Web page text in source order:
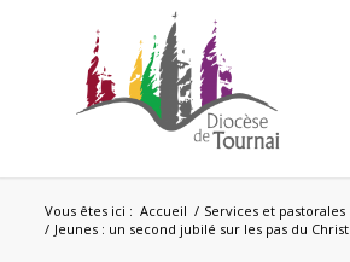
Vous êtes ici : Accueil / Services et pastorales
/ Jeunes : un second jubilé sur les pas du Christ